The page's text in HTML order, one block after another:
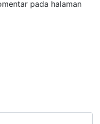
pada halaman